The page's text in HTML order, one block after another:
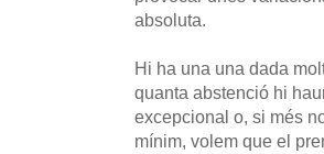
absoluta.
Hi ha una una dada
quanta abstenció hi
excepcional o, si més
mínim, volem que el